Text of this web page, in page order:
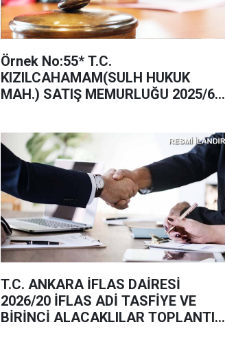
Örnek No:55* T.C.
KIZILCAHAMAM(SULH HUKUK
MAH.) SATIŞ MEMURLUĞU 2025/62
T.C. ANKARA İFLAS DAİRESİ
2026/20 İFLAS ADİ TASFİYE VE
BİRİNCİ ALACAKLILAR TOPLANTISI